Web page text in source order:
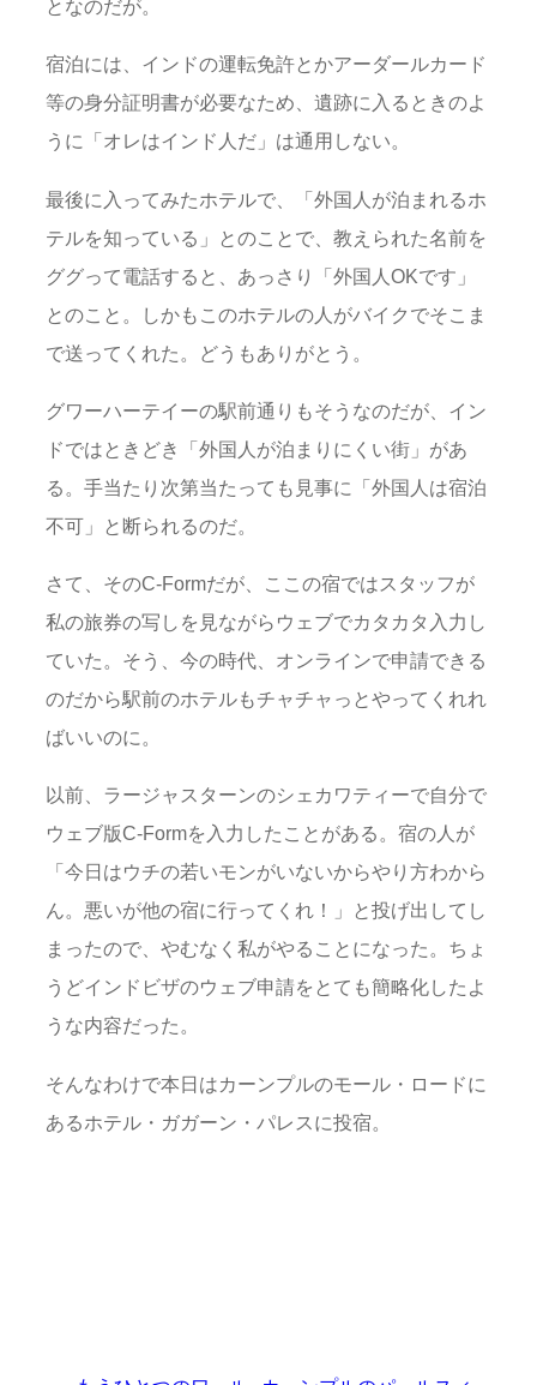
となのだが。
宿泊には、インドの運転免許とかアーダールカード
等の身分証明書が必要なため、遺跡に入るときのよ
うに「オレはインド人だ」は通用しない。
最後に入ってみたホテルで、「外国人が泊まれるホ
テルを知っている」とのことで、教えられた名前を
ググって電話すると、あっさり「外国人OKです」
とのこと。しかもこのホテルの人がバイクでそこま
で送ってくれた。どうもありがとう。
グワーハーテイーの駅前通りもそうなのだが、イン
ドではときどき「外国人が泊まりにくい街」があ
る。手当たり次第当たっても見事に「外国人は宿泊
不可」と断られるのだ。
さて、そのC-Formだが、ここの宿ではスタッフが
私の旅券の写しを見ながらウェブでカタカタ入力し
ていた。そう、今の時代、オンラインで申請できる
のだから駅前のホテルもチャチャっとやってくれれ
ばいいのに。
以前、ラージャスターンのシェカワティーで自分で
ウェブ版C-Formを入力したことがある。宿の人が
「今日はウチの若いモンがいないからやり方わから
ん。悪いが他の宿に行ってくれ！」と投げ出してし
まったので、やむなく私がやることになった。ちょ
うどインドビザのウェブ申請をとても簡略化したよ
うな内容だった。
そんなわけで本日はカーンプルのモール・ロードに
あるホテル・ガガーン・パレスに投宿。